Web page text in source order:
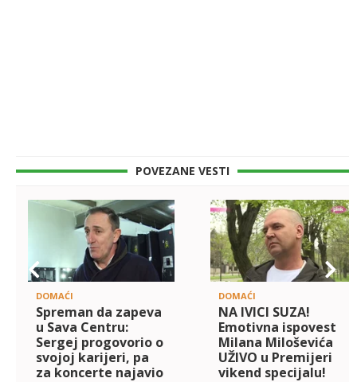
POVEZANE VESTI
DOMAĆI
Spreman da zapeva
u Sava Centru:
Sergej progovorio o
svojoj karijeri, pa
za koncerte najavio
DOMAĆI
NA IVICI SUZA!
Emotivna ispovest
Milana Miloševića
UŽIVO u Premijeri
vikend specijalu!